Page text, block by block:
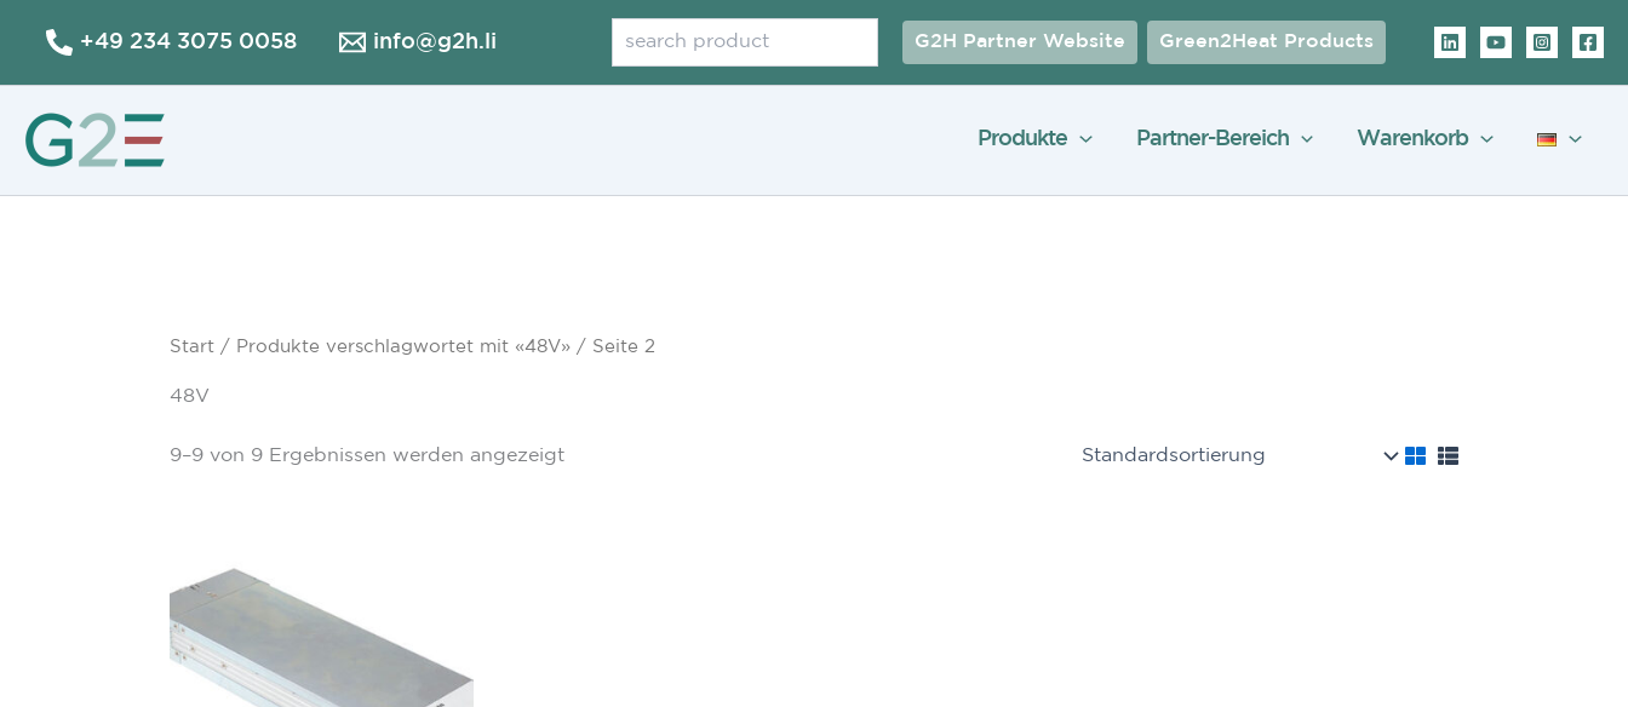
Inhalt
+49 234 3075 0058 info@g2h.li G2H Partner Website Green2Heat Products
Produkte Partner-Bereich Warenkorb
Start / Produkte verschlagwortet mit «48V» / Seite 2
48V
9–9 von 9 Ergebnissen werden angezeigt